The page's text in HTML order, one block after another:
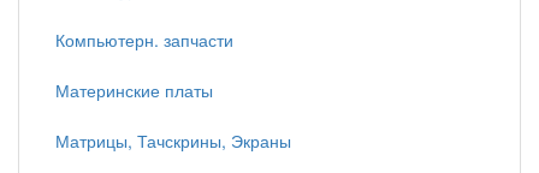
Компьютерн. запчасти
Материнские платы
Матрицы, Тачскрины, Экраны